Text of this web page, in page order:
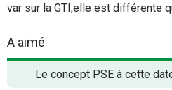
var sur la GTI,elle est différente
A aimé
Le concept PSE à cette